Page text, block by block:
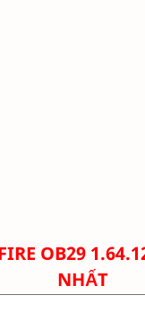
OB29
NHẤT